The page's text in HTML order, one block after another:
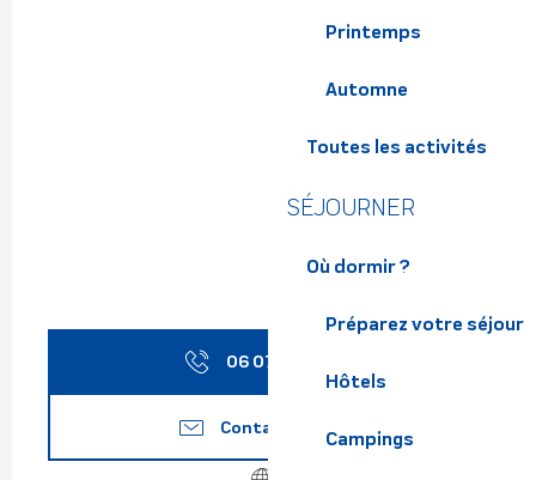
Printemps
Automne
Toutes les activités
SÉJOURNER
Où dormir ?
Préparez votre séjour
Hôtels
Campings
06 07 17 98
Contactez-nous